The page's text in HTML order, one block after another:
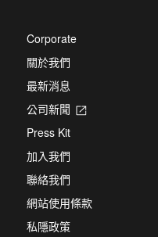
Corporate
關於我們
最新消息
公司新聞
Opens
Press Kit
加入我們
聯絡我們
網站使用條款
私隱政策